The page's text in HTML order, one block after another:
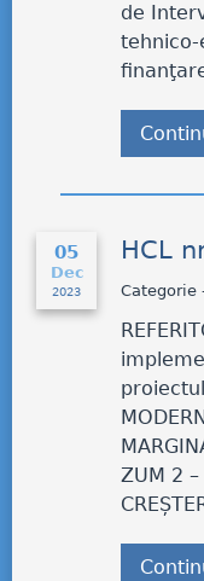
de
tehnico-
05
Dec
2023
HCL
Categorie
ZUM 2 –